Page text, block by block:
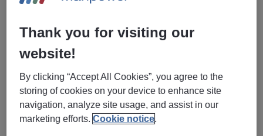
Varetelling og lagerkontroll
Håndtering av varer i karantene
Sporing av batcher
Registrering av mål og vekt på varer
Oppfølging av varer som skal destrueres
Feilsøking og lokalisering av varer
Justering av lagersaldo
Thank you for visiting our
website!
By clicking “Accept All Cookies”, you agree to the
storing of cookies on your device to enhance site
navigation, analyze site usage, and assist in our
marketing efforts.Cookie notice.